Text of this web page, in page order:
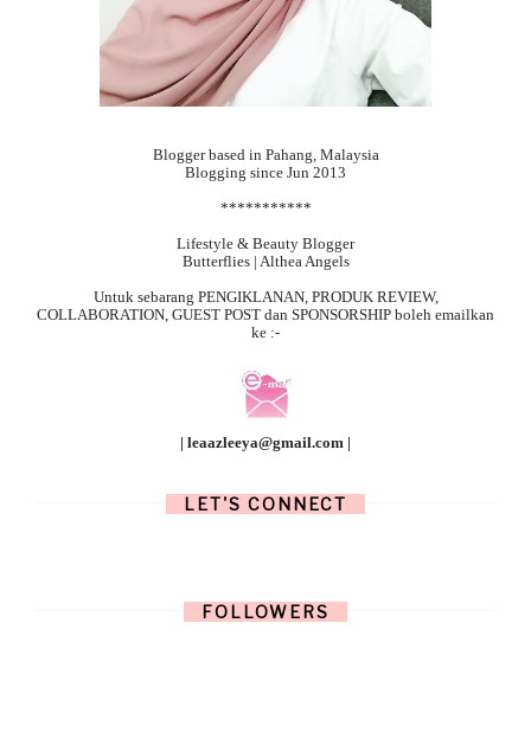
Blogger based in Pahang, Malaysia
Blogging since Jun 2013
***********
Lifestyle & Beauty Blogger
Butterflies | Althea Angels
Untuk sebarang PENGIKLANAN, PRODUK REVIEW,
COLLABORATION, GUEST POST dan SPONSORSHIP boleh emailkan
ke :-
| leaazleeya@gmail.com |
LET'S CONNECT
FOLLOWERS